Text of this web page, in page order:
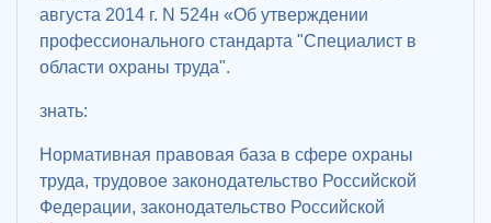
августа 2014 г. N 524н «Об утверждении
профессионального стандарта "Специалист в
области охраны труда".
знать:
Нормативная правовая база в сфере охраны
труда, трудовое законодательство Российской
Федерации, законодательство Российской